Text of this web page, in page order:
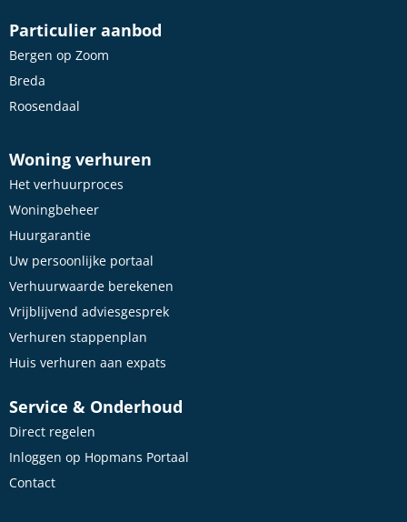
Particulier aanbod
Bergen op Zoom
Breda
Roosendaal
Woning verhuren
Het verhuurproces
Woningbeheer
Huurgarantie
Uw persoonlijke portaal
Verhuurwaarde berekenen
Vrijblijvend adviesgesprek
Verhuren stappenplan
Huis verhuren aan expats
Service & Onderhoud
Direct regelen
Inloggen op Hopmans Portaal
Contact